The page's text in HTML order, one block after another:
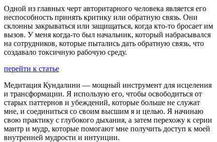
Одной из главных черт авторитарного человека является его
неспособность принять критику или обратную связь. Они
склонны закрываться или защищаться, когда кто-то бросает им
вызов. У меня когда-то был начальник, который набрасывался
на сотрудников, которые пытались дать обратную связь, что
создавало токсичную рабочую среду.
перейти к статье
Медитация Кундалини — мощный инструмент для исцеления
и трансформации. Я использую его, чтобы освободиться от
старых паттернов и убеждений, которые больше не служат
мне, и соединиться со своим высшим я и целью. Я начинаю
свою практику с глубокого дыхания, а затем перехожу к серии
мантр и мудр, которые помогают мне получить доступ к моей
внутренней мудрости и интуиции.